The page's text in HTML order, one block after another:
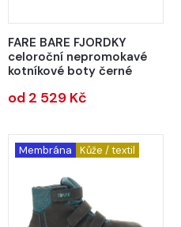
FARE BARE FJORDKY
celoroční nepromokavé
kotníkové boty černé
od 2 529 Kč
Membrána Kůže / textil